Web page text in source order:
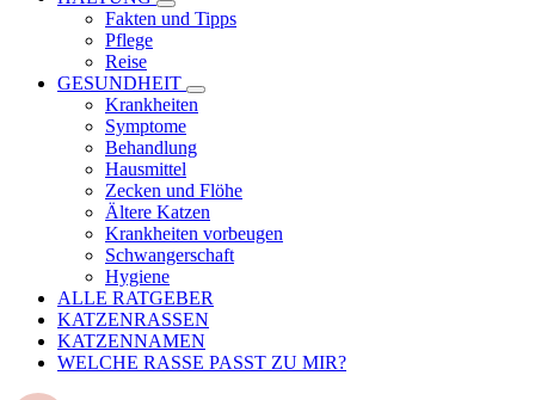
Fakten und Tipps
Pflege
Reise
GESUNDHEIT
Krankheiten
Symptome
Behandlung
Hausmittel
Zecken und Flöhe
Ältere Katzen
Krankheiten vorbeugen
Schwangerschaft
Hygiene
ALLE RATGEBER
KATZENRASSEN
KATZENNAMEN
WELCHE RASSE PASST ZU MIR?